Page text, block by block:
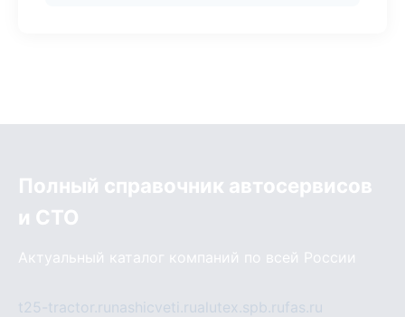
Полный справочник автосервисов
и СТО
Актуальный каталог компаний по всей России
t25-tractor.ru nashicveti.rualutex.spb.rufas.ru